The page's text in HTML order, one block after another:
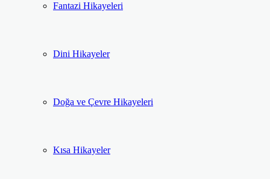
Fantazi Hikayeleri
Dini Hikayeler
Doğa ve Çevre Hikayeleri
Kısa Hikayeler